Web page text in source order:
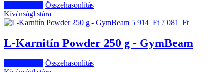
Összehasonlítás
Kívánságlistára
5 914 Ft 7 081 Ft
L-Karnitín Powder 250 g - GymBeam
Összehasonlítás